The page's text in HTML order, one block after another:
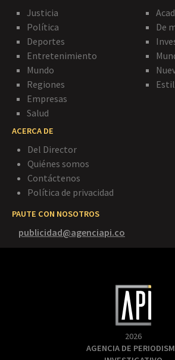
Justicia
Política
Deportes
Entretenimiento
Mundo
Regiones
Empresas
Salud
De
ACERCA DE
Del Director
Quiénes somos
Contáctenos
Política de privacidad
PAUTE CON NOSOTROS
publicidad@agenciapi.co
2026
AGENCIA DE